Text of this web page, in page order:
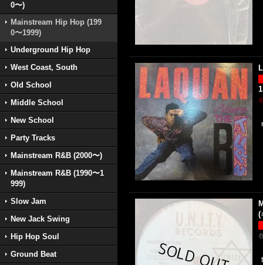
0〜)
Mainstream Hip Hop (199
0〜1999)
Underground Hip Hop
West Coast, South
Old School
Middle School
New School
Party Tracks
Mainstream R&B (2000〜)
Mainstream R&B (1990〜1
999)
Slow Jam
New Jack Swing
Hip Hop Soul
Ground Beat
(